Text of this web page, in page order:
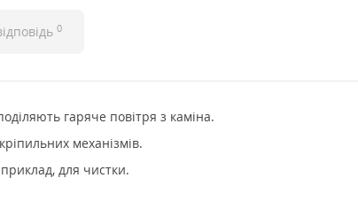
0
гаряче повітря з каміна.
механізмів.
для чистки.